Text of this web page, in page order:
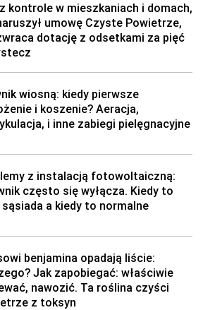
kontrole w mieszkaniach i domach,
umowę Czyste Powietrze,
dotację z odsetkami za pięć
wiosną: kiedy pierwsze
i koszenie? Aeracja,
i inne zabiegi pielęgnacyjne
z instalacją fotowoltaiczną:
często się wyłącza. Kiedy to
a kiedy to normalne
benjamina opadają liście:
Jak zapobiegać: właściwie
nawozić. Ta roślina czyści
z toksyn